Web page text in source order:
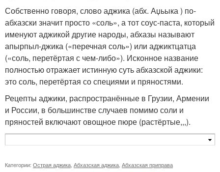
Собственно говоря, слово аджика (абх. Аџьыка ) по-
абхазски значит просто «соль», а тот соус-паста, который
именуют аджикой другие народы, абхазы называют
апырпыл-джика («перечная соль») или аджиктцатца
(«соль, перетёртая с чем-либо»). Исконное название
полностью отражает истинную суть абхазской аджики:
это соль, перетёртая со специями и пряностями.
Рецепты аджики, распространённые в Грузии, Армении
и России, в большинстве случаев помимо соли и
пряностей включают овощное пюре (растёртые,,,).
Категории: Острая аджика Абхазская аджика Абхазская приправа